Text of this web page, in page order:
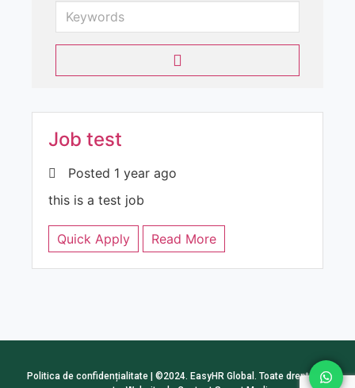
Keywords
Job test
Posted 1 year ago
this is a test job
Quick Apply Read More
Politica de confidențialitate | ©2024. EasyHR Global. Toate drepturile